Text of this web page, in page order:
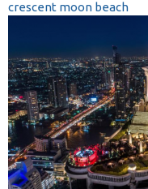
crescent moon beach